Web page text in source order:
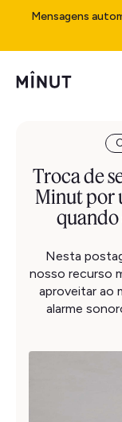
Mensagens
Troca de
Minut por
quando
Nesta
nosso recurso
aproveitar ao
alarme